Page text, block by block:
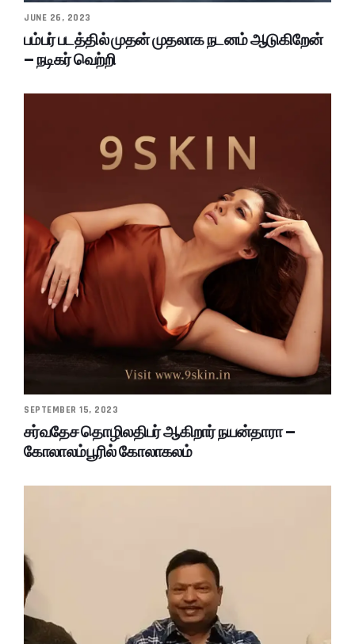
JUNE 26, 2023
பம்பர் படத்தில் முதன் முதலாக நடனம் ஆடுகிறேன்
– நடிகர் வெற்றி
SEPTEMBER 15, 2023
சர்வதேச தொழிலதிபர் ஆகிறார் நயன்தாரா –
கோலாலம்பூரில் கோலாகலம்